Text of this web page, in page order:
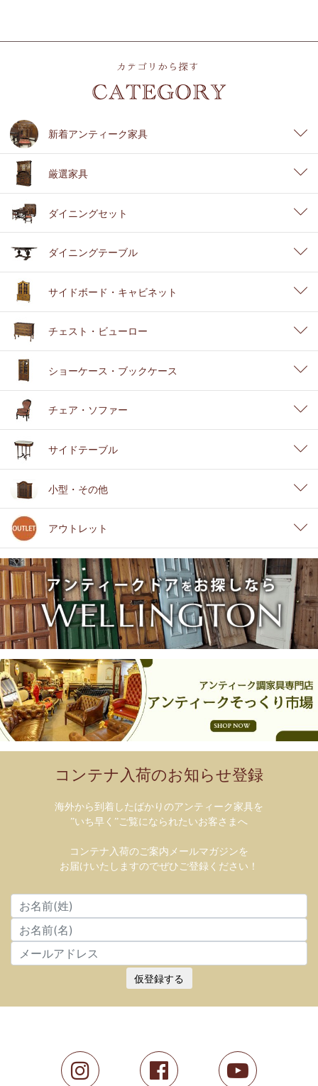
新着アンティーク家具
厳選家具
ダイニングセット
ダイニングテーブル
サイドボード・キャビネット
チェスト・ビューロー
ショーケース・ブックケース
チェア・ソファー
サイドテーブル
小型・その他
アウトレット
コンテナ入荷のお知らせ登録
海外から到着したばかりのアンティーク家具を
”いち早く”ご覧になられたいお客さまへ
コンテナ入荷のご案内メールマガジンを
お届けいたしますのでぜひご登録ください！
仮登録する